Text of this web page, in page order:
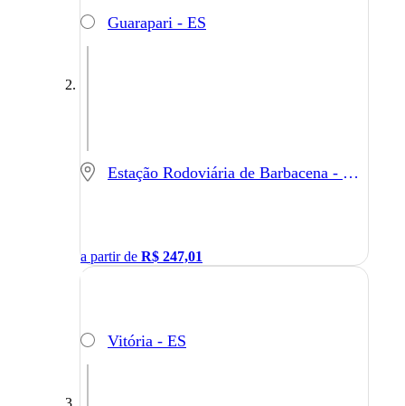
Guarapari - ES
Estação Rodoviária de Barbacena - Barbacena - MG
a partir de R$ 247,01
Vitória - ES